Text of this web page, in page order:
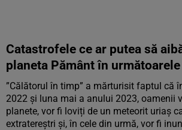
Catastrofele ce ar putea să
planeta Pământ în
”Călătorul în timp” a mărturisit faptul că
2022 și luna mai a anului 2023, oamenii
planete, vor fi loviți de un meteorit uriaș
extratereștri și, în cele din urmă, vor fi